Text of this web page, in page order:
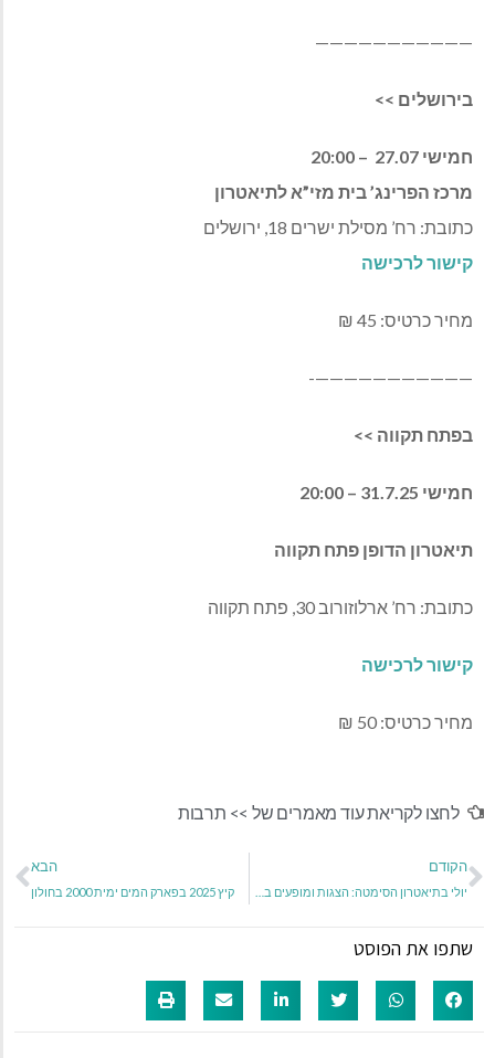
———————————
בירושלים >>
חמישי 27.07
– 20:00
מרכז הפרינג’ בית מזי”א לתיאטרון
כתובת: רח’ מסילת ישרים 18, ירושלים
קישור לרכישה
מחיר כרטיס: 45
₪
———————————-
בפתח תקווה >>
חמישי 31.7.25 – 20:00
תיאטרון הדופן פתח תקווה
כתובת: רח’ ארלוזורוב 30, פתח תקווה
קישור לרכישה
מחיר כרטיס: 50 ₪
לחצו לקריאת עוד מאמרים של >> תרבות
הקודם הבא
קיץ 2025 בפארק המים ימית 2000 בחולון
שתפו את הפוסט